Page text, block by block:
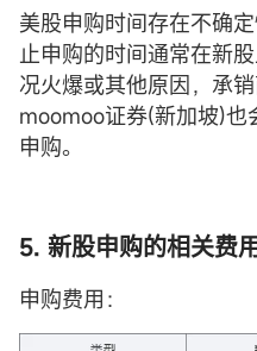
美股申购时间存在不确
止申购的时间通常在新
况火爆或其他原因，承
moomoo证券(新加坡)也
申购。
5. 新股申购的相关费
申购费用：